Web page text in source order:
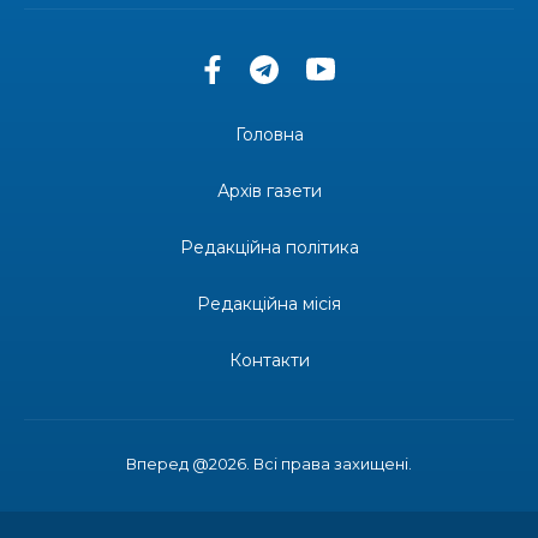
«Дві музи» у Рівному: свято краси, мистецтва
Одна з найяскравіших постатей Бахмута –
професійним святом
Вперед @2026. Всі права захищені.
Головна
Архів газети
Редакційна політика
Редакційна місія
Контакти